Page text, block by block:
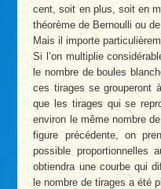
cent, soit en plus, soit en
théorème de Bernoulli ou
Mais il importe
Si l’on multiplie
le nombre de boules
ces tirages se grouperont
que les tirages qui se
environ le même nombre
figure précédente, on
possible proportionnelles
obtiendra une courbe qui
le nombre de tirages a été